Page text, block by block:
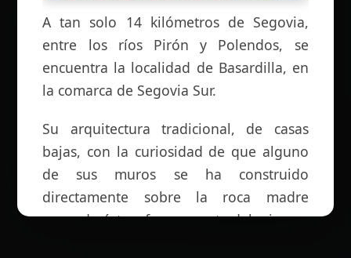
A tan solo 14 kilómetros de Segovia,
entre los ríos Pirón y Polendos, se
encuentra la localidad de Basardilla, en
la comarca de Segovia Sur.
Su arquitectura tradicional, de casas
bajas, con la curiosidad de que alguno
de sus muros se ha construido
directamente sobre la roca madre
pasando ésta a formar parte del mismo.